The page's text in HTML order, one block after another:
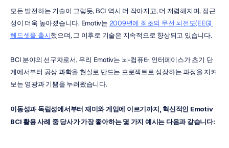
모든 발전하는 기술이 그렇듯, BCI 역시 더 작아지고, 더 저렴해지며, 접근
성이 더욱 높아졌습니다. Emotiv는 2009년에 최초의 무선 뇌전도(EEG)
헤드셋을 출시했으며, 그 이후로 기술은 지속적으로 향상되고 있습니다.
BCI 분야의 선구자로서, 우리 Emotiv는 뇌-컴퓨터 인터페이스가 초기 단
계에서부터 공상 과학을 현실로 만드는 프로젝트로 성장하는 과정을 지켜
보는 영광과 기쁨을 누려왔습니다.
이동성과 독립성에서부터 재미와 게임에 이르기까지, 혁신적인 Emotiv
BCI 활용 사례 중 당사가 가장 좋아하는 몇 가지 예시는 다음과 같습니다: